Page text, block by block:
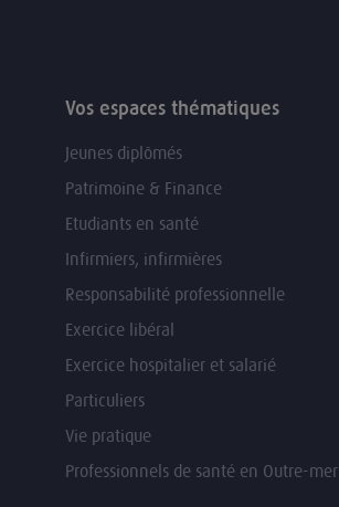
Vos espaces thématiques
Jeunes diplômés
Patrimoine & Finance
Etudiants en santé
Infirmiers, infirmières
Responsabilité professionnelle
Exercice libéral
Exercice hospitalier et salarié
Particuliers
Vie pratique
Professionnels de santé en Outre-mer